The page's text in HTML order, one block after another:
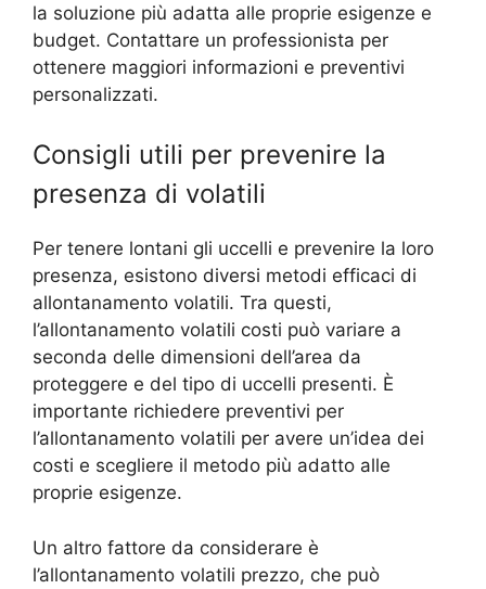
la soluzione più adatta alle proprie esigenze e
budget. Contattare un professionista per
ottenere maggiori informazioni e preventivi
personalizzati.
Consigli utili per prevenire la
presenza di volatili
Per tenere lontani gli uccelli e prevenire la loro
presenza, esistono diversi metodi efficaci di
allontanamento volatili. Tra questi,
l’allontanamento volatili costi può variare a
seconda delle dimensioni dell’area da
proteggere e del tipo di uccelli presenti. È
importante richiedere preventivi per
l’allontanamento volatili per avere un’idea dei
costi e scegliere il metodo più adatto alle
proprie esigenze.
Un altro fattore da considerare è
l’allontanamento volatili prezzo, che può